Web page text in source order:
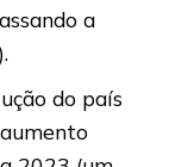
a
do país